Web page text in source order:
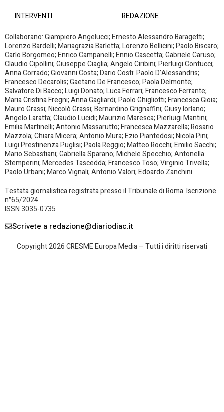
INTERVENTI
REDAZIONE
Collaborano: Giampiero Angelucci; Ernesto Alessandro Baragetti;
Lorenzo Bardelli; Mariagrazia Barletta; Lorenzo Bellicini; Paolo Biscaro;
Carlo Borgomeo; Enrico Campanelli; Ennio Cascetta; Gabriele Caruso;
Claudio Cipollini; Giuseppe Ciaglia; Angelo Ciribini; Pierluigi Contucci;
Anna Corrado; Giovanni Costa; Dario Costi: Paolo D’Alessandris;
Francesco Decarolis; Gaetano De Francesco; Paola Delmonte;
Salvatore Di Bacco; Luigi Donato; Luca Ferrari; Francesco Ferrante;
Maria Cristina Fregni; Anna Gagliardi; Paolo Ghigliotti; Francesca Gioia;
Mauro Grassi; Niccolò Grassi; Bernardino Grignaffini; Giusy Iorlano;
Angelo Laratta; Claudio Lucidi; Maurizio Maresca; Pierluigi Mantini;
Emilia Martinelli; Antonio Massarutto; Francesca Mazzarella; Rosario
Mazzola; Chiara Micera; Antonio Mura; Ezio Piantedosi; Nicola Pini;
Luigi Prestinenza Puglisi; Paola Reggio; Matteo Rocchi; Emilio Sacchi;
Mario Sebastiani; Gabriella Sparano; Michele Specchio; Antonella
Stemperini; Mercedes Tascedda; Francesco Toso; Virginio Trivella;
Paolo Urbani; Marco Vignali; Antonio Valori; Edoardo Zanchini
Testata giornalistica registrata presso il Tribunale di Roma. Iscrizione
n°65/2024.
ISSN 3035-0735
Scrivete a redazione@diariodiac.it
Copyright 2026 CRESME Europa Media – Tutti i diritti riservati